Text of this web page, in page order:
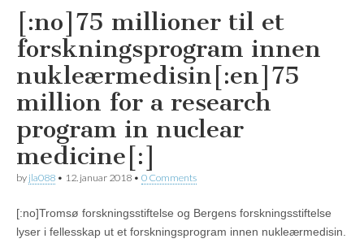
[:no]75 millioner til et
forskningsprogram innen
nukleærmedisin[:en]75
million for a research
program in nuclear
medicine[:]
by jla088 • 12. januar 2018 • 0 Comments
[:no]Tromsø forskningsstiftelse og Bergens forskningsstiftelse
lyser i fellesskap ut et forskningsprogram innen nukleærmedisin.